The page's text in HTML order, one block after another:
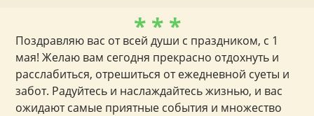
* * *
Поздравляю вас от всей души с праздником, с 1
мая! Желаю вам сегодня прекрасно отдохнуть и
расслабиться, отрешиться от ежедневной суеты и
забот. Радуйтесь и наслаждайтесь жизнью, и вас
ожидают самые приятные события и множество